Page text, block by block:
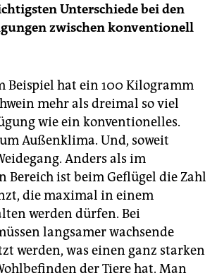
Unterschiede bei den
zwischen konventionell
Beispiel hat ein 100 Kilogramm
mehr als dreimal so viel
wie ein konventionelles.
Außenklima. Und, soweit
Anders als im
Bereich ist beim Geflügel die Zahl
die maximal in einem
werden dürfen. Bei
langsamer wachsende
werden, was einen ganz starken
der Tiere hat. Man